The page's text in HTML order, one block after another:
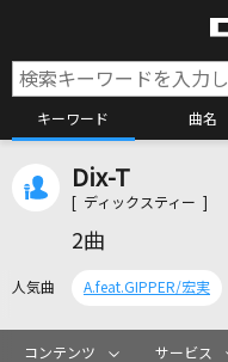
キーワード 曲名
カラ
Dix-T
[ ディックスティー ]
2曲
人気曲 A.feat.GIPPER/宏実
コンテンツ サービス